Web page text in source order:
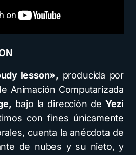
lesson», producida por
Animación Computarizada
bajo la dirección de Yezi
con fines únicamente
cuenta la anécdota de
de nubes y su nieto, y